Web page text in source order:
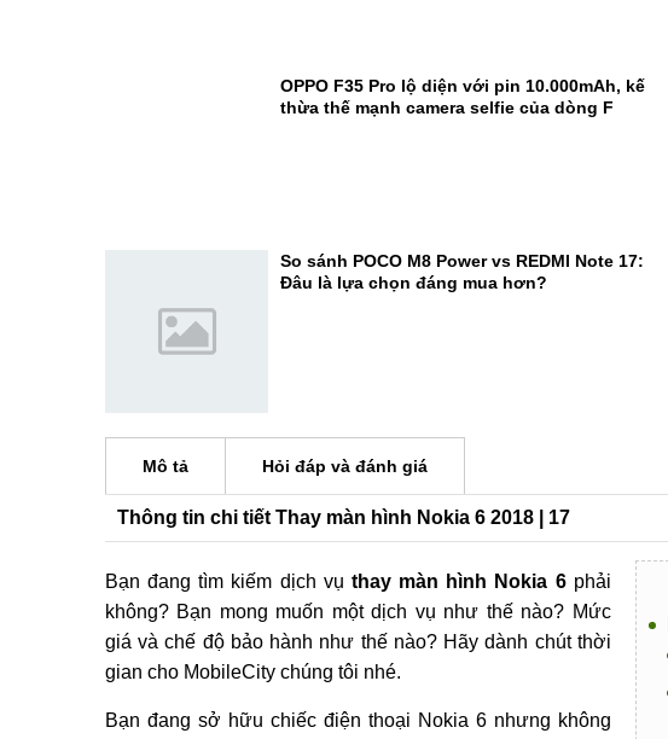
OPPO F35 Pro lộ diện với pin 10.000mAh, kế
thừa thế mạnh camera selfie của dòng F
So sánh POCO M8 Power vs REDMI Note 17:
Đâu là lựa chọn đáng mua hơn?
Mô tả Hỏi đáp và đánh giá
Thông tin chi tiết Thay màn hình Nokia 6 2018 | 17
Bạn đang tìm kiếm dịch vụ thay màn hình Nokia 6phải
không? Bạn mong muốn một dịch vụ như thế nào? Mức
giá và chế độ bảo hành như thế nào? Hãy dành chút thời
gian cho MobileCity chúng tôi nhé.
Bạn đang sở hữu chiếc điện thoại Nokia 6 nhưng không